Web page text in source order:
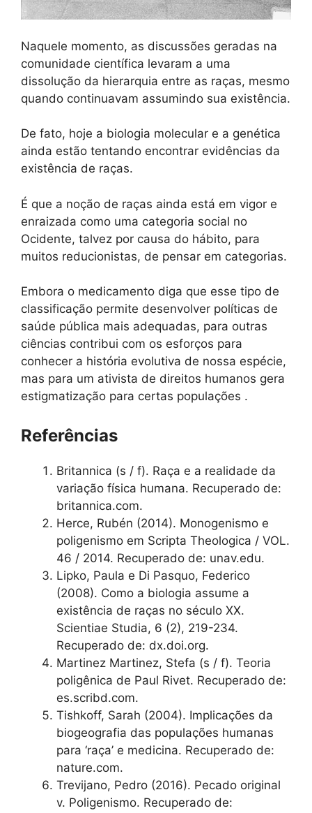
Naquele momento, as discussões geradas na
comunidade científica levaram a uma
dissolução da hierarquia entre as raças, mesmo
quando continuavam assumindo sua existência.
De fato, hoje a biologia molecular e a genética
ainda estão tentando encontrar evidências da
existência de raças.
É que a noção de raças ainda está em vigor e
enraizada como uma categoria social no
Ocidente, talvez por causa do hábito, para
muitos reducionistas, de pensar em categorias.
Embora o medicamento diga que esse tipo de
classificação permite desenvolver políticas de
saúde pública mais adequadas, para outras
ciências contribui com os esforços para
conhecer a história evolutiva de nossa espécie,
mas para um ativista de direitos humanos gera
estigmatização para certas populações .
Referências
Britannica (s / f). Raça e a realidade da
variação física humana. Recuperado de:
britannica.com.
Herce, Rubén (2014). Monogenismo e
poligenismo em Scripta Theologica / VOL.
46 / 2014. Recuperado de: unav.edu.
Lipko, Paula e Di Pasquo, Federico
(2008). Como a biologia assume a
existência de raças no século XX.
Scientiae Studia, 6 (2), 219-234.
Recuperado de: dx.doi.org.
Martinez Martinez, Stefa (s / f). Teoria
poligênica de Paul Rivet. Recuperado de:
es.scribd.com.
Tishkoff, Sarah (2004). Implicações da
biogeografia das populações humanas
para ‘raça’ e medicina. Recuperado de:
nature.com.
Trevijano, Pedro (2016). Pecado original
v. Poligenismo. Recuperado de: